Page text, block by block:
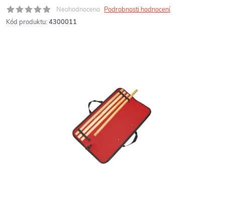
Neohodnoceno Podrobnosti hodnocení
Kód produktu: 4300011